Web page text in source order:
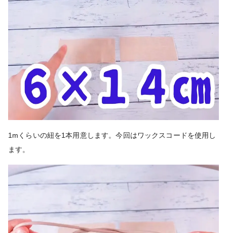
1mくらいの紐を1本用意します。今回はワックスコードを使用し
ます。